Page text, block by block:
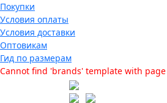
Покупки
Условия оплаты
Условия доставки
Оптовикам
Гид по размерам
Cannot find 'brands' template with